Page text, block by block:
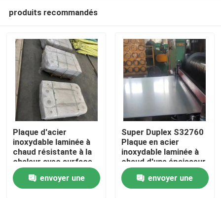
À la maison
Produits
produits recommandés
Plaque d'acier
inoxydable laminée à
chaud résistante à la
chaleur avec surface
de décapage - grade
253MA / S30815
envoyer une
Super Duplex S32760
Plaque en acier
inoxydable laminée à
chaud d'une épaisseur
de 3,0 à 40,0 mm pour
les applications
chimiques
envoyer une